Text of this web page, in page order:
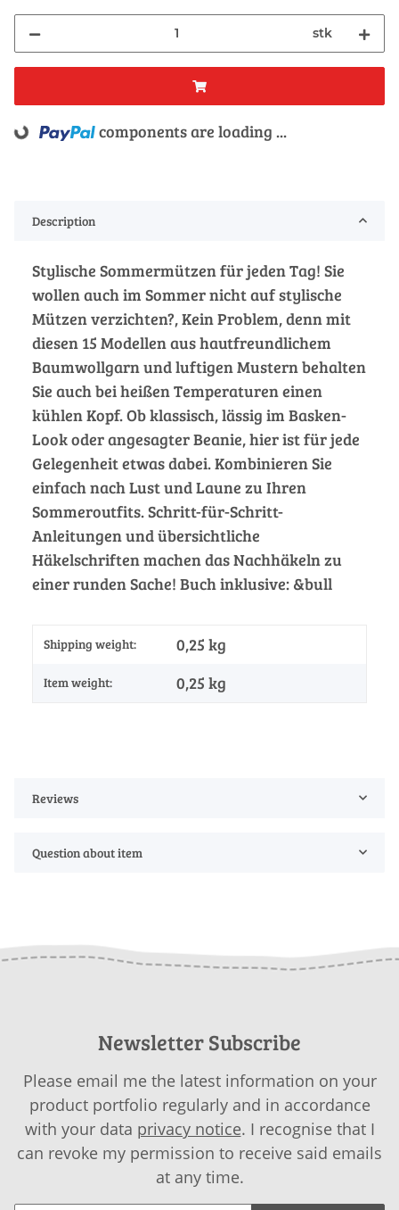
stk
Loading... components are loading ...
Description
Stylische Sommermützen für jeden Tag! Sie
wollen auch im Sommer nicht auf stylische
Mützen verzichten?, Kein Problem, denn mit
diesen 15 Modellen aus hautfreundlichem
Baumwollgarn und luftigen Mustern behalten
Sie auch bei heißen Temperaturen einen
kühlen Kopf. Ob klassisch, lässig im Basken-
Look oder angesagter Beanie, hier ist für jede
Gelegenheit etwas dabei. Kombinieren Sie
einfach nach Lust und Laune zu Ihren
Sommeroutfits. Schritt-für-Schritt-
Anleitungen und übersichtliche
Häkelschriften machen das Nachhäkeln zu
einer runden Sache! Buch inklusive: &bull
Shipping weight: 0,25 kg
Item weight: 0,25 kg
Reviews
Question about item
Newsletter Subscribe
Please email me the latest information on your
product portfolio regularly and in accordance
with your data privacy notice. I recognise that I
can revoke my permission to receive said emails
at any time.